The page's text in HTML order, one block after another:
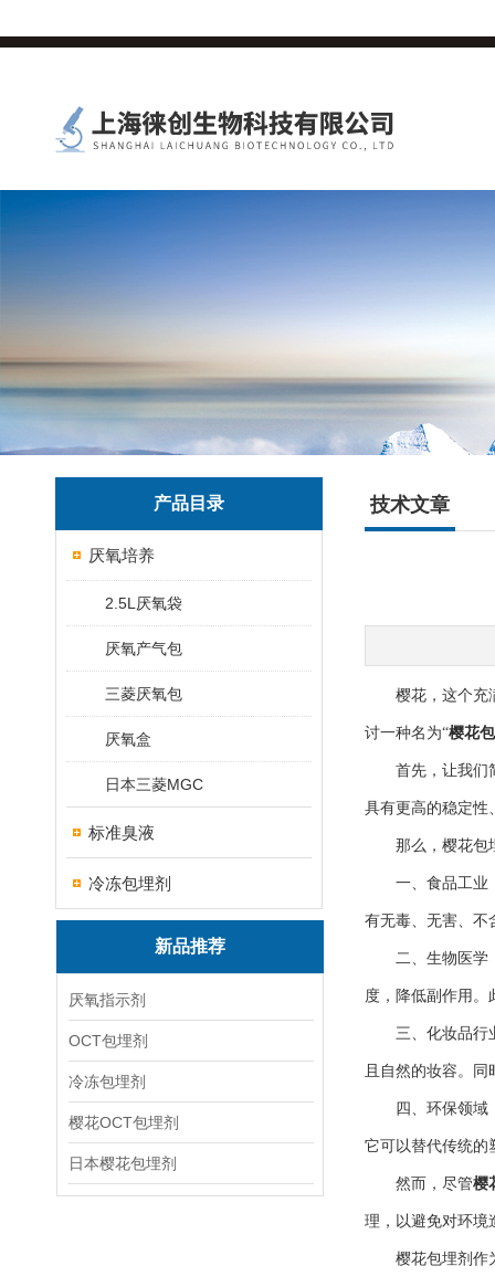
产品目录
厌氧培养
2.5L厌氧袋
厌氧产气包
三菱厌氧包
厌氧盒
日本三菱MGC
标准臭液
冷冻包埋剂
新品推荐
厌氧指示剂
OCT包埋剂
冷冻包埋剂
樱花OCT包埋剂
日本樱花包埋剂
技术文章
樱花，这个充满
讨一种名为“樱花
首先，让我们简
具有更高的稳定性
那么，樱花包埋
一、食品工业：
有无毒、无害、不
二、生物医学：
度，降低副作用。
三、化妆品行业
且自然的妆容。
四、环保领域：
它可以替代传统的
然而，尽管樱
理，以避免对环境
樱花包埋剂作为